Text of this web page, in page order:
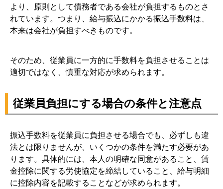
より、原則として債務者である会社が負担するものとさ
れています。つまり、給与振込にかかる振込手数料は、
本来は会社が負担すべきものです。
そのため、従業員に一方的に手数料を負担させることは
適切ではなく、慎重な対応が求められます。
従業員負担にする場合の条件と注意点
振込手数料を従業員に負担させる場合でも、必ずしも違
法とは限りませんが、いくつかの条件を満たす必要があ
ります。具体的には、本人の明確な同意があること、賃
金控除に関する労使協定を締結していること、給与明細
に控除内容を記載することなどが求められます。